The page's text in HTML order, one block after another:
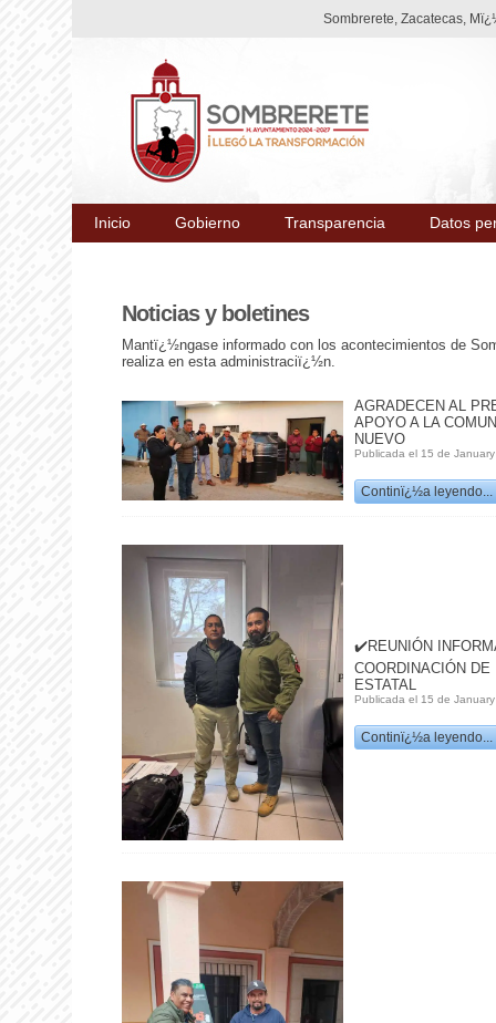
Sombrerete, Zacatecas,
Inicio Gobierno Transparencia Datos
Noticias y boletines
Mantï¿½ngase informado con los acontecimientos de
realiza en esta administraciï¿½n.
AGRADECEN AL
APOYO A LA
NUEVO
Publicada el 15 de
Continï¿½a leyendo...
✔️REUNIÓN
COORDINACIÓN
ESTATAL
Publicada el 15 de
Continï¿½a leyendo...